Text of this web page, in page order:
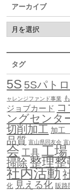
アーカイブ
タグ
5S 5Sパト
ャレンジファンド事業
ジョブカード
ングセンタ
切削加工 加工
品質 富山県同友会
会 工具 工
掃除 整理整
社内活動
化 見える化 販路